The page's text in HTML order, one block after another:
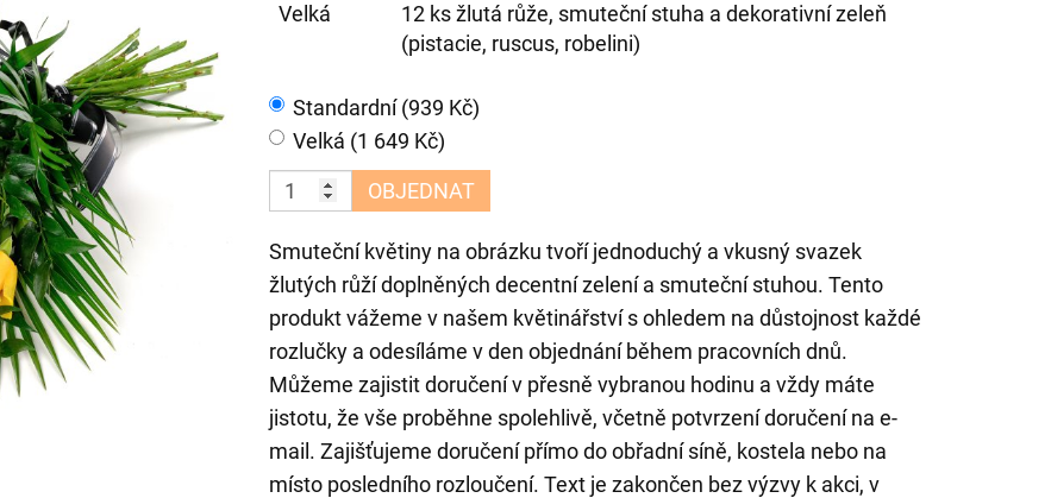
Velká
12 ks žlutá růže, smuteční stuha a dekorativní zeleň
(pistacie, ruscus, robelini)
Standardní (939 Kč)
Velká (1 649 Kč)
OBJEDNAT
Smuteční květiny na obrázku tvoří jednoduchý a vkusný svazek
žlutých růží doplněných decentní zelení a smuteční stuhou. Tento
produkt vážeme v našem květinářství s ohledem na důstojnost každé
rozlučky a odesíláme v den objednání během pracovních dnů.
Můžeme zajistit doručení v přesně vybranou hodinu a vždy máte
jistotu, že vše proběhne spolehlivě, včetně potvrzení doručení na e-
mail. Zajišťujeme doručení přímo do obřadní síně, kostela nebo na
místo posledního rozloučení. Text je zakončen bez výzvy k akci, v